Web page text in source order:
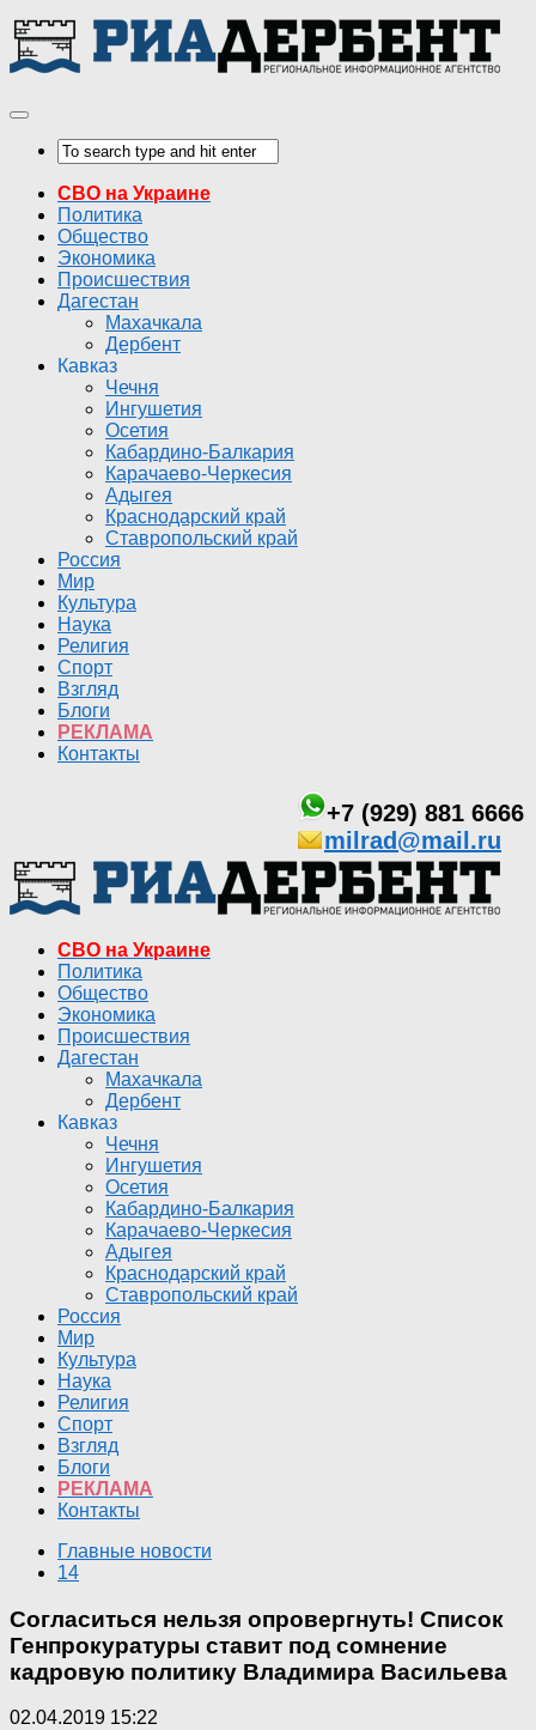
СВО на Украине
Политика
Общество
Экономика
Происшествия
Дагестан
Махачкала
Дербент
Кавказ
Чечня
Ингушетия
Осетия
Кабардино-Балкария
Карачаево-Черкесия
Адыгея
Краснодарский край
Ставропольский край
Россия
Мир
Культура
Наука
Религия
Спорт
Взгляд
Блоги
РЕКЛАМА
Контакты
+7 (929) 881 6666
milrad@mail.ru
СВО на Украине
Политика
Общество
Экономика
Происшествия
Дагестан
Махачкала
Дербент
Кавказ
Чечня
Ингушетия
Осетия
Кабардино-Балкария
Карачаево-Черкесия
Адыгея
Краснодарский край
Ставропольский край
Россия
Мир
Культура
Наука
Религия
Спорт
Взгляд
Блоги
РЕКЛАМА
Контакты
Главные новости
14
Согласиться нельзя опровергнуть! Список
Генпрокуратуры ставит под сомнение
кадровую политику Владимира Васильева
02.04.2019 15:22